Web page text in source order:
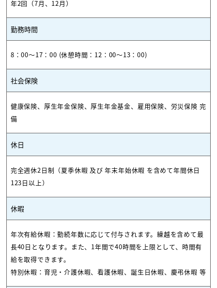
年2回（7月、12月）
勤務時間
8：00～17：00 (休憩時間：12：00～13：00)
社会保険
健康保険、厚生年金保険、厚生年金基金、雇用保険、労災保険 完
備
休日
完全週休2日制（夏季休暇 及び 年末年始休暇 を含めて年間休日
123日以上）
休暇
年次有給休暇：勤続年数に応じて付与されます。繰越を含めて最
長40日となります。また、1年間で40時間を上限として、時間有
給を取得できます。
特別休暇：育児・介護休暇、看護休暇、誕生日休暇、慶弔休暇 等